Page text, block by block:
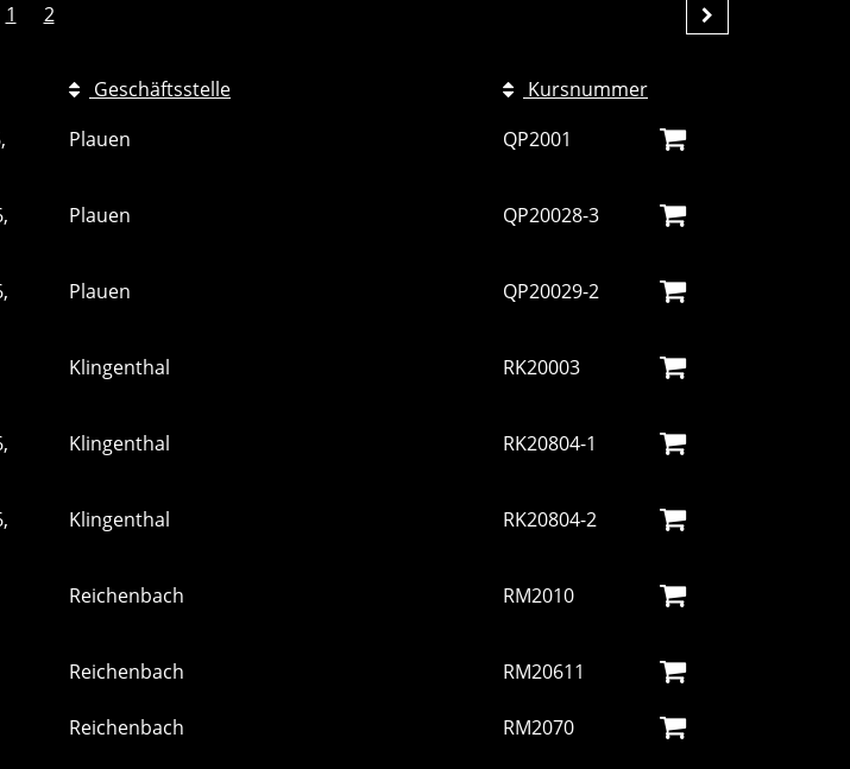
1 2
Geschäftsstelle
Kursnummer
Plauen QP2001
Plauen QP20028-3
Plauen QP20029-2
Klingenthal RK20003
Klingenthal RK20804-1
Klingenthal RK20804-2
Reichenbach RM2010
Reichenbach RM20611
Reichenbach RM2070